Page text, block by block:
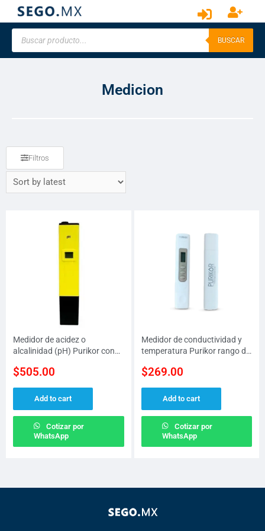
BUSCAR
Medicion
Filtros
Medidor de acidez o
alcalinidad (pH) Purikor con
$505.00
Add to cart
Cotizar por
WhatsApp
Medidor de conductividad y
temperatura Purikor rango de
de 0 a 99 grados
$269.00
Add to cart
Cotizar por
WhatsApp